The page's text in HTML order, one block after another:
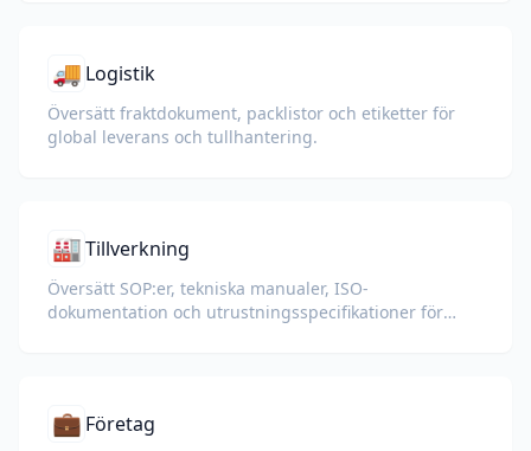
🚚 Logistik
Översätt fraktdokument, packlistor och etiketter för
global leverans och tullhantering.
🏭Tillverkning
Översätt SOP:er, tekniska manualer, ISO-
dokumentation och utrustningsspecifikationer för
💼 Företag